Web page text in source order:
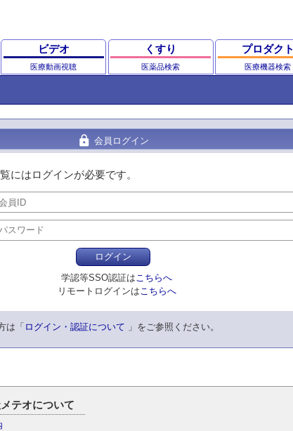
ビデオ
医療動画視聴
くすり
医薬品検索
プロダクト
医療機器検索
lock 会員ログイン
にはログインが必要です。
ログイン
学認等SSO認証は こちらへ
リモートログインは こちらへ
は「 ログイン・認証について 」をご参照ください。
テオについて